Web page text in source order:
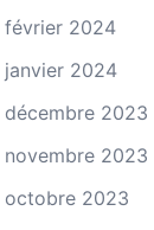
février 2024
janvier 2024
décembre 2023
novembre 2023
octobre 2023